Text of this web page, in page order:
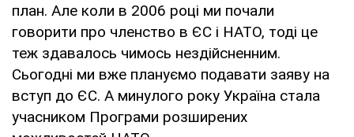
план. Але коли в 2006 році ми почали
говорити про членство в ЄС і НАТО, тоді це
теж здавалось чимось нездійсненним.
Сьогодні ми вже плануємо подавати заяву на
вступ до ЄС. А минулого року Україна стала
учасником Програми розширених